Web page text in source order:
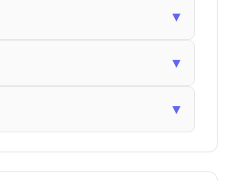
▾
▾
▾